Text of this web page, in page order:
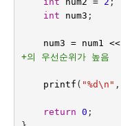
int
num3 ;
num3 = num1 <<
+의 우선순위가 높음
printf ( "%d\n " ,
return 0 ;